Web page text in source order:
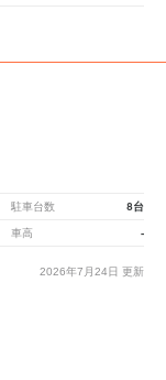
駐車台数 8台
車高 -
2026年7月24日 更新